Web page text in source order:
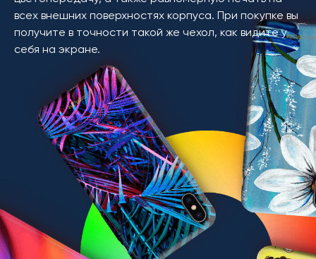
всех внешних поверхностях корпуса. При покупке вы
получите в точности такой же чехол, как видите у
себя на экране.